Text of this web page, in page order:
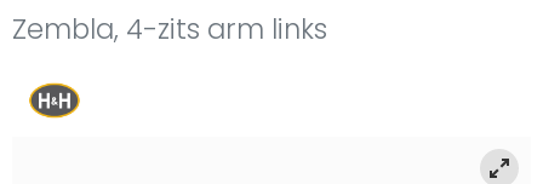
Zembla, 4-zits arm links